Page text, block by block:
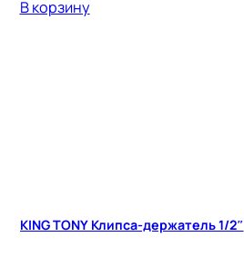
В корзину
KING TONY Клипса-держатель 1/2″